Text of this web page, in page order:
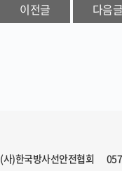
이전글 다음글
(사)한국방사선안전협회